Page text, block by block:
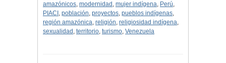
amazónicos, modernidad , mujer indígena, Perú,
PIACI , población, proyectos, pueblos indígenas,
región amazónica, religión, religiosidad indígena,
sexualidad , territorio, turismo, Venezuela